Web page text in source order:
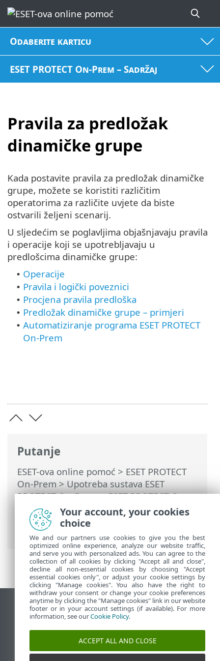
Odaberite karticu
ESET PROTECT On-Prem – Sadržaj
Pravila za predložak
dinamičke grupe
Putanje
ESET-ova online pomoć > ESET PROTECT
On-Prem > Upotreba sustava ESET
PROTECT On-Prem>ESET PROTECT On-
Prem Glavni izbornik>Više>Predlošci
dinamičkih grupa
> Pravila za predložak
dinamičke grupe
Kada postavite pravila za predložak dinamičke
grupe, možete se koristiti različitim
operatorima za različite uvjete da biste
ostvarili željeni scenarij.
U sljedećim se poglavljima objašnjavaju pravila
i operacije koji se upotrebljavaju u
predlošcima dinamičke grupe:
• Operacije
• Pravila i logički poveznici
• Procjena pravila predloška
• Predložak dinamičke grupe – primjeri
• Automatiziranje programa ESET PROTECT
On-Prem
Prikaži stranicu za radnu površinu
End of Life
ESET-ova baza znanja
ESET Status Portal
Your account, your cookies
choice
We and our partners use cookies to give you the best
optimized online experience, analyze our website traffic,
and serve you with personalized ads. You can agree to the
collection of all cookies by clicking "Accept all and close",
decline all non-essential cookies by choosing "Accept
essential cookies only", or adjust your cookie settings by
clicking "Manage cookies". You also have the right to
withdraw your consent or change your cookie preferences
anytime by clicking the "Manage cookies" link in our website
footer or in your account settings (if available). For more
information, see ourCookie Policy.
ACCEPT ALL AND CLOSE